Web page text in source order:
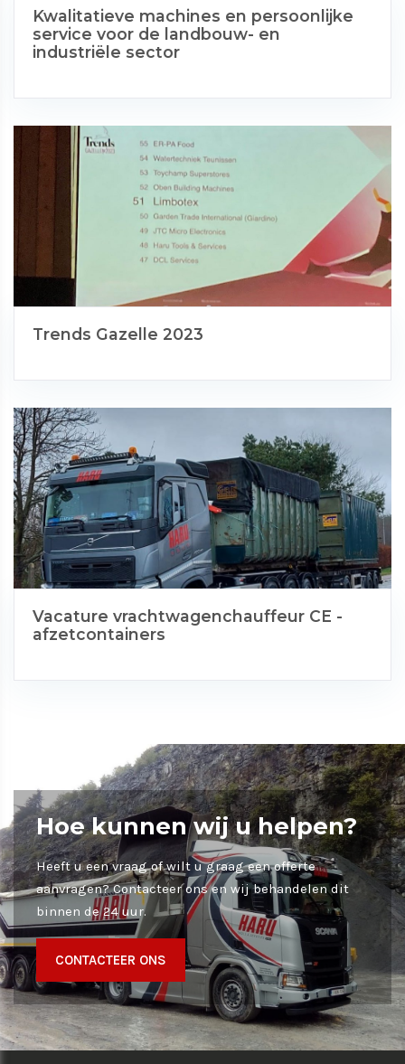
Kwalitatieve machines en persoonlijke
service voor de landbouw- en
industriële sector
Trends Gazelle 2023
Vacature vrachtwagenchauffeur CE -
afzetcontainers
Hoe kunnen wij u helpen?
Heeft u een vraag of wilt u graag een offerte
aanvragen? Contacteer ons en wij behandelen dit
binnen de 24 uur.
CONTACTEER ONS